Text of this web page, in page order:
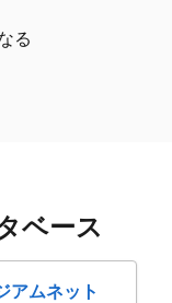
る
ベース
アムネット